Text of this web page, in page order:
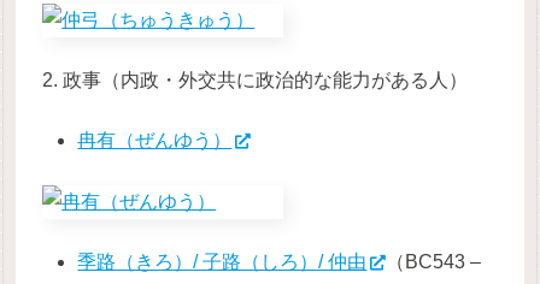
2. 政事（内政・外交共に政治的な能力がある人）
冉有（ぜんゆう）
季路（きろ）/ 子路（しろ）/ 仲由
（BC543 –